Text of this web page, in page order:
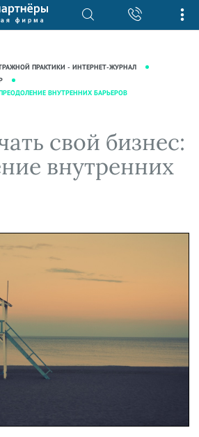
дел
ПРАКТИКИ - ИНТЕРНЕТ-ЖУРНАЛ
ВНУТРЕННИХ БАРЬЕРОВ
свой бизнес:
внутренних